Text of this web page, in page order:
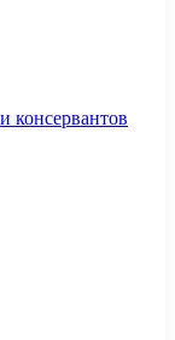
консервантов